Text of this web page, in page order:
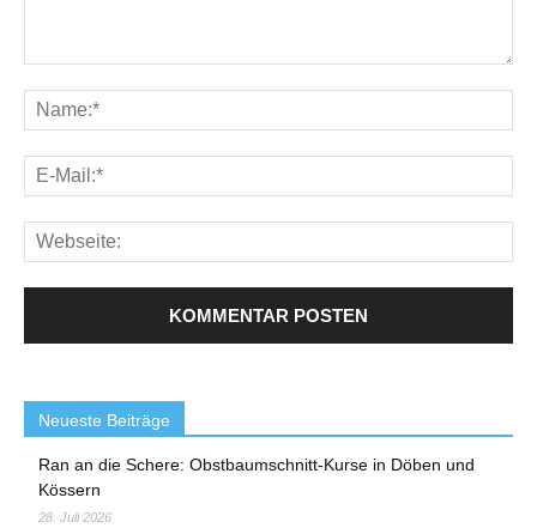
Neueste Beiträge
Ran an die Schere: Obstbaumschnitt-Kurse in Döben und
Kössern
28. Juli 2026